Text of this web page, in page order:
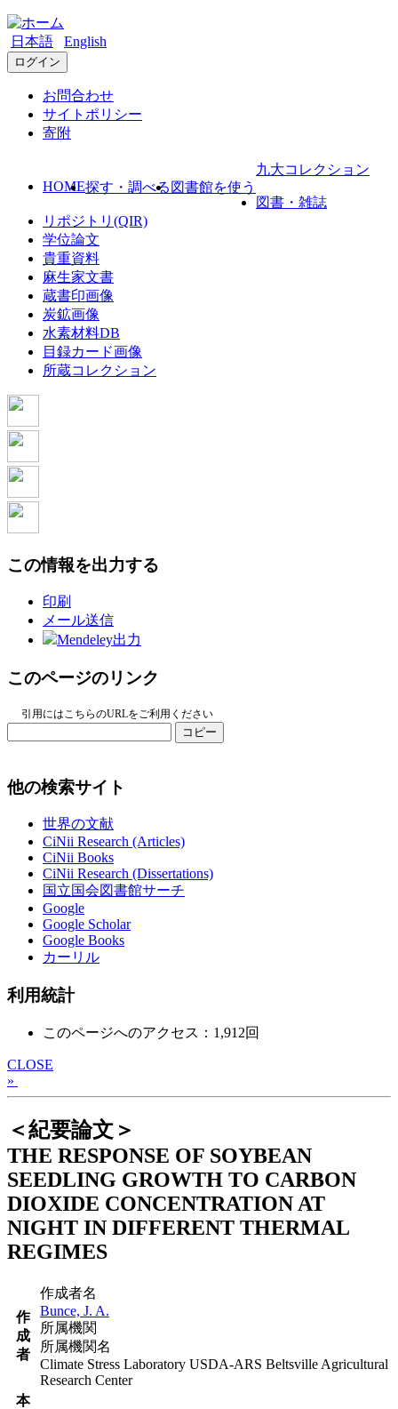
日本語 English
ログイン
お問合わせ
サイトポリシー
寄附
HOME探す・調べる 図書館を使う
九大コレクション
図書・雑誌
リポジトリ(QIR)
学位論文
貴重資料
麻生家文書
蔵書印画像
炭鉱画像
水素材料DB
目録カード画像
所蔵コレクション
この情報を出力する
印刷
メール送信
Mendeley出力
このページのリンク
引用にはこちらのURLをご利用ください
コピー
他の検索サイト
世界の文献
CiNii Research (Articles)
CiNii Books
CiNii Research (Dissertations)
国立国会図書館サーチ
Google
Google Scholar
Google Books
カーリル
利用統計
このページへのアクセス：1,912回
CLOSE
»
＜紀要論文＞
THE RESPONSE OF SOYBEAN
SEEDLING GROWTH TO CARBON
DIOXIDE CONCENTRATION AT
NIGHT IN DIFFERENT THERMAL
REGIMES
作
成
者
作成者名
Bunce, J. A.
所属機関
所属機関名
Climate Stress Laboratory USDA-ARS Beltsville Agricultural
Research Center
本